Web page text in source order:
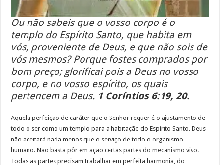
Ou não sabeis que o vosso corpo é o
templo do Espírito Santo, que habita em
vós, proveniente de Deus, e que não sois de
vós mesmos? Porque fostes comprados por
bom preço; glorificai pois a Deus no vosso
corpo, e no vosso espírito, os quais
pertencem a Deus. 1 Coríntios 6:19, 20.
Aquela perfeição de caráter que o Senhor requer é o ajustamento de
todo o ser como um templo para a habitação do Espírito Santo. Deus
não aceitará nada menos que o serviço de todo o organismo
humano. Não basta pôr em ação certas partes do mecanismo vivo.
Todas as partes precisam trabalhar em perfeita harmonia, do